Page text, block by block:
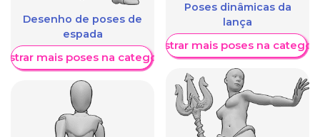
Desenho de poses de
espada
mais poses na categoria
Poses dinâmicas da
lança
Mostrar mais poses na